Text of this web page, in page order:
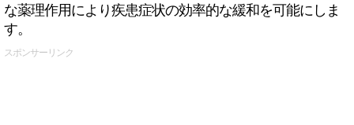
な薬理作用により疾患症状の効率的な緩和を可能にしま
す。
スポンサーリンク